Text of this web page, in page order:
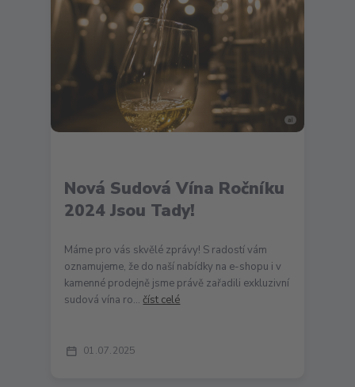
01 07 2025
Nová Sudová Vína Ročníku
2024 Jsou Tady!
Máme pro vás skvělé zprávy! S radostí vám
oznamujeme, že do naší nabídky na e-shopu i v
kamenné prodejně jsme právě zařadili exkluzivní
sudová vína ro...číst celé